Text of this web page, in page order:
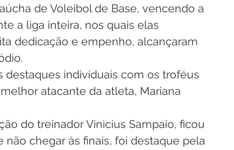
de Voleibol de Base, vencendo a
a liga inteira, nos quais elas
dedicação e empenho, alcançaram
individuais com os troféus
atacante da atleta, Mariana
do treinador Vinicius Sampaio, ficou
chegar às finais, foi destaque pela